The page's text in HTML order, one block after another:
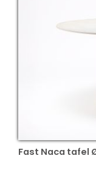
Fast Naca tafel